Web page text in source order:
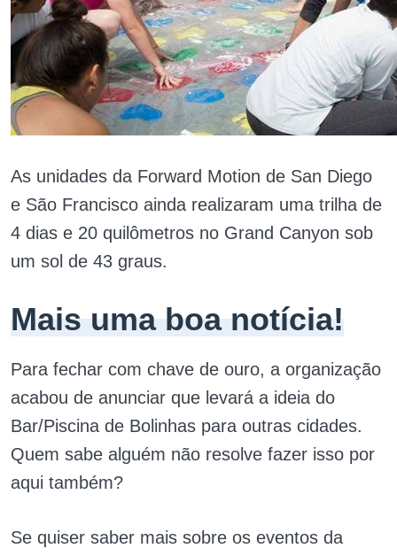
As unidades da Forward Motion de San Diego
e São Francisco ainda realizaram uma trilha de
4 dias e 20 quilômetros no Grand Canyon sob
um sol de 43 graus.
Mais uma boa notícia!
Para fechar com chave de ouro, a organização
acabou de anunciar que levará a ideia do
Bar/Piscina de Bolinhas para outras cidades.
Quem sabe alguém não resolve fazer isso por
aqui também?
Se quiser saber mais sobre os eventos da